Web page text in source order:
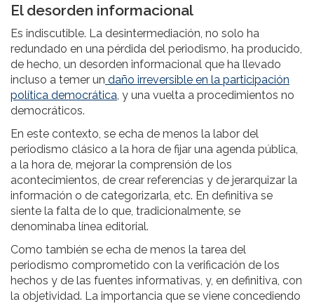
El desorden informacional
Es indiscutible. La desintermediación, no solo ha
redundado en una pérdida del periodismo, ha producido,
de hecho, un desorden informacional que ha llevado
incluso a temer un daño irreversible en la participación
política democrática, y una vuelta a procedimientos no
democráticos.
En este contexto, se echa de menos la labor del
periodismo clásico a la hora de fijar una agenda pública,
a la hora de, mejorar la comprensión de los
acontecimientos, de crear referencias y de jerarquizar la
información o de categorizarla, etc. En definitiva se
siente la falta de lo que, tradicionalmente, se
denominaba línea editorial.
Como también se echa de menos la tarea del
periodismo comprometido con la verificación de los
hechos y de las fuentes informativas, y, en definitiva, con
la objetividad. La importancia que se viene concediendo